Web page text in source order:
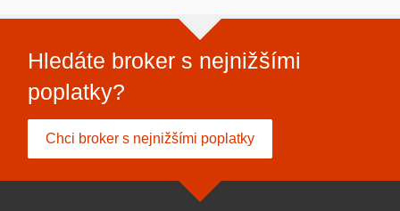
Hledáte broker s nejnižšími
poplatky?
Chci broker s nejnižšími poplatky